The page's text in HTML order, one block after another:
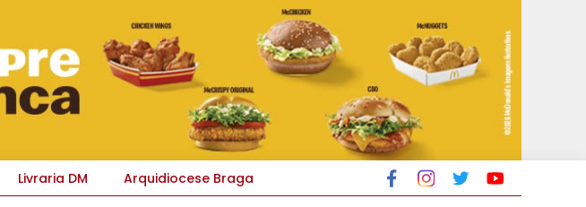
Livraria DM Arquidiocese Braga